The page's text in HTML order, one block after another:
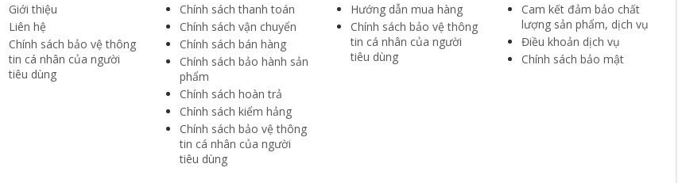
Giới thiệu
Liên hệ
Chính sách bảo vệ thông
tin cá nhân của người
tiêu dùng
Chính sách thanh toán
Chính sách vận chuyển
Chính sách bán hàng
Chính sách bảo hành sản
phẩm
Chính sách hoàn trả
Chính sách kiểm hảng
Chính sách bảo vệ thông
tin cá nhân của người
tiêu dùng
Hướng dẫn mua hàng
Chính sách bảo vệ thông
tin cá nhân của người
tiêu dùng
Cam kết đảm bảo chất
lượng sản phẩm, dịch vụ
Điều khoản dịch vụ
Chính sách bảo mật